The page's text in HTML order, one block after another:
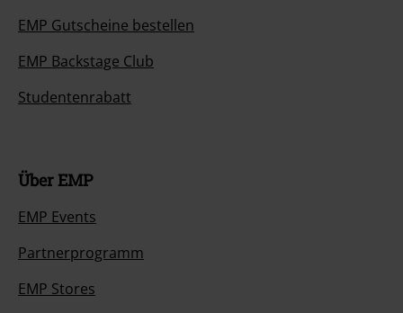
EMP Gutscheine bestellen
EMP Backstage Club
Studentenrabatt
Über EMP
EMP Events
Partnerprogramm
EMP Stores